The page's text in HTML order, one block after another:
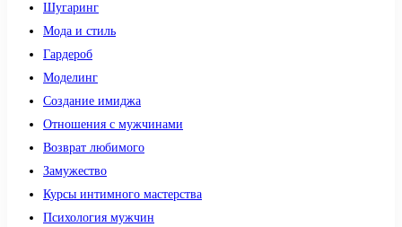
Шугаринг
Мода и стиль
Гардероб
Моделинг
Создание имиджа
Отношения с мужчинами
Возврат любимого
Замужество
Курсы интимного мастерства
Психология мужчин